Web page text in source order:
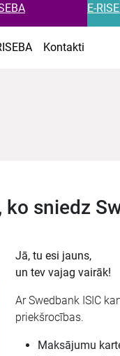
E-
Kontakti
sniedz
Jā, tu esi jauns,
un tev vajag vairāk!
Ar Swedbank ISIC
priekšrocības.
Maksājumu